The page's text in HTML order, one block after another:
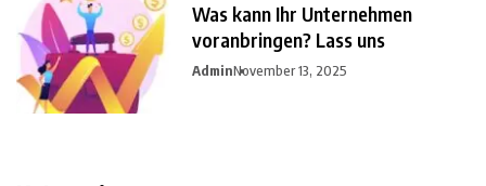
Was kann Ihr Unternehmen
voranbringen? Lass uns
AdminNovember 13, 2025